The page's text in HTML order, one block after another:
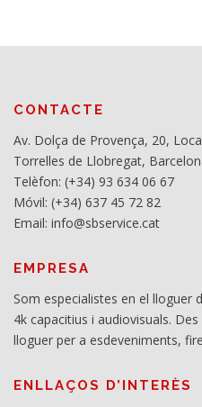
CONTACTE
Av. Dolça de Provença, 20,
Torrelles de Llobregat,
Telèfon: (+34) 93 634 06 67
Móvil: (+34) 637 45 72 82
Email: info@sbservice.cat
EMPRESA
Som especialistes en el lloguer
4k capacitius i audiovisuals.
lloguer per a esdeveniments,
ENLLAÇOS D’INTERÈS